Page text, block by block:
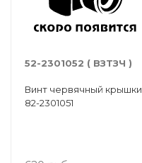
52-2301052 ( ВЗТЗЧ )
Винт червячный крышки
82-2301051